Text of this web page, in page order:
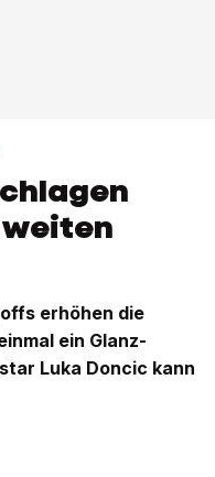
erhöhen die
ein Glanz-
Luka Doncic kann